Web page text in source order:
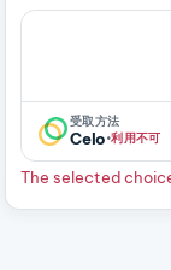
受取方法
Celo·利用不可
The selected